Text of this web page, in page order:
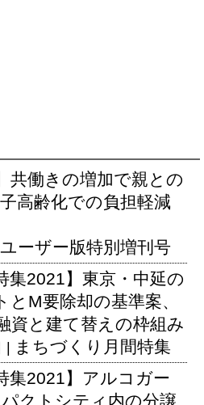
共働きの増加で親との
高齢化での負担軽減
ユーザー版特別増刊号
集2021】東京・中延の
M要除却の基準案、
資と建て替えの枠組み
| まちづくり月間特集
集2021】アルコガー
クトシティ内の分譲